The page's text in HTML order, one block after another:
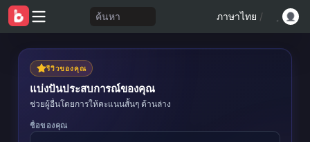
ค้นหา ภาษาไทย /
รีวิวของคุณ
แบ่งปันประสบการณ์ของคุณ
ช่วยผู้อื่นโดยการให้คะแนนสั้นๆ ด้านล่าง
ชื่อของคุณ